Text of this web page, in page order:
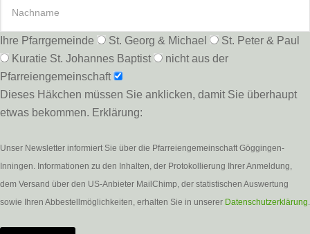
Ihre Pfarrgemeinde St. Georg & Michael
St. Peter & Paul
Kuratie St. Johannes Baptist
nicht aus der
Pfarreiengemeinschaft
Dieses Häkchen müssen Sie anklicken, damit Sie überhaupt
etwas bekommen. Erklärung:
Unser Newsletter informiert Sie über die Pfarreiengemeinschaft Göggingen-
Inningen. Informationen zu den Inhalten, der Protokollierung Ihrer Anmeldung,
dem Versand über den US-Anbieter MailChimp, der statistischen Auswertung
sowie Ihren Abbestellmöglichkeiten, erhalten Sie in unserer Datenschutzerklärung.